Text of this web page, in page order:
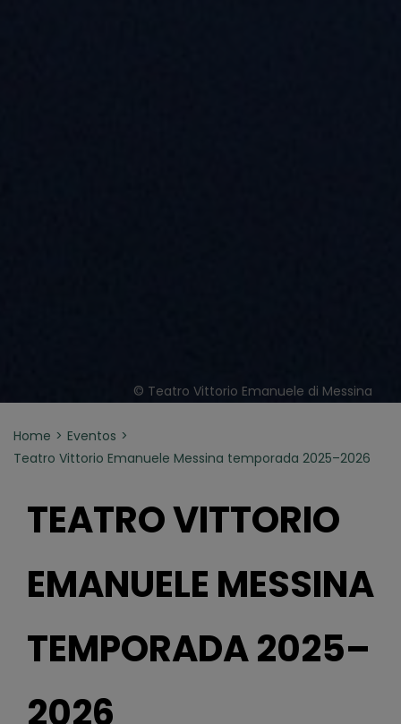
© Teatro Vittorio Emanuele di Messina
Home
Eventos
Teatro Vittorio Emanuele Messina temporada 2025–2026
TEATRO VITTORIO
EMANUELE MESSINA
TEMPORADA 2025–
2026